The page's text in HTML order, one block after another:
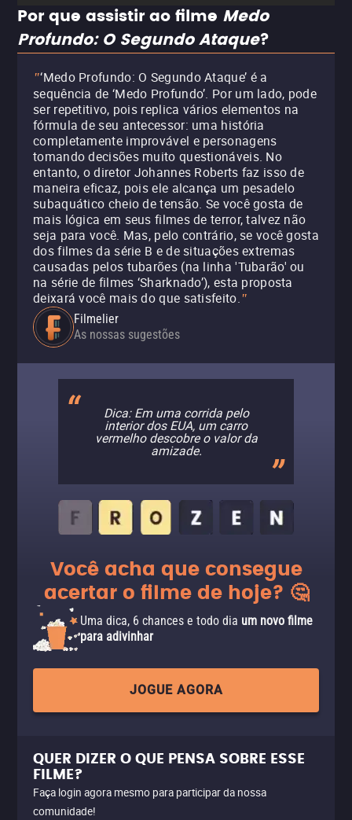
Por que assistir ao filme Medo
Profundo: O Segundo Ataque?
"‘Medo Profundo: O Segundo Ataque’ é a
sequência de ‘Medo Profundo’. Por um lado, pode
ser repetitivo, pois replica vários elementos na
fórmula de seu antecessor: uma história
completamente improvável e personagens
tomando decisões muito questionáveis. No
entanto, o diretor Johannes Roberts faz isso de
maneira eficaz, pois ele alcança um pesadelo
subaquático cheio de tensão. Se você gosta de
mais lógica em seus filmes de terror, talvez não
seja para você. Mas, pelo contrário, se você gosta
dos filmes da série B e de situações extremas
causadas pelos tubarões (na linha 'Tubarão' ou
na série de filmes ‘Sharknado’), esta proposta
deixará você mais do que satisfeito."
Filmelier
As nossas sugestões
Dica: Em uma corrida pelo
interior dos EUA, um carro
vermelho descobre o valor da
amizade.
Você acha que consegue
acertar o filme de hoje? 🤔
Uma dica, 6 chances e todo dia um novo filme
para adivinhar
JOGUE AGORA
QUER DIZER O QUE PENSA SOBRE ESSE
FILME?
Faça login agora mesmo para participar da nossa
comunidade!